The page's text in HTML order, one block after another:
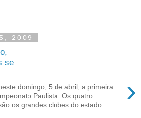
2009
se
›
domingo, 5 de abril, a primeira
Paulista. Os quatro
os grandes clubes do estado: